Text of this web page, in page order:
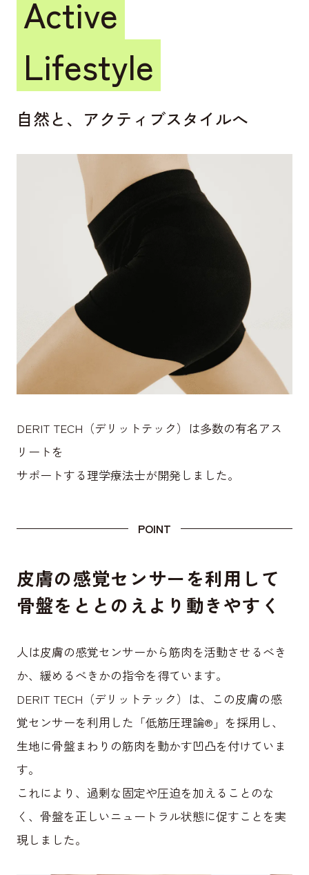
Active
Lifestyle
自然と、アクティブスタイルへ
DERIT TECH（デリットテック）は多数の有名アス
リートを
サポートする理学療法士が開発しました。
POINT
皮膚の感覚センサーを利用して
骨盤をととのえより動きやすく
人は皮膚の感覚センサーから筋肉を活動させるべき
か、緩めるべきかの指令を得ています。
DERIT TECH（デリットテック）は、この皮膚の感
覚センサーを利用した「低筋圧理論®」を採用し、
生地に骨盤まわりの筋肉を動かす凹凸を付けていま
す。
これにより、過剰な固定や圧迫を加えることのな
く、骨盤を正しいニュートラル状態に促すことを実
現しました。